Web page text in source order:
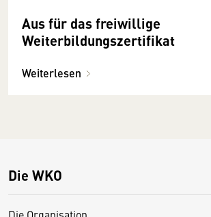
Aus für das freiwillige
Weiterbildungszertifikat
Weiterlesen
Die WKO